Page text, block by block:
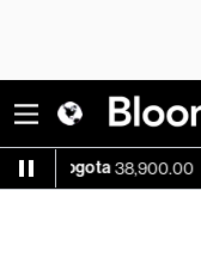
38,900.00 +0.46%